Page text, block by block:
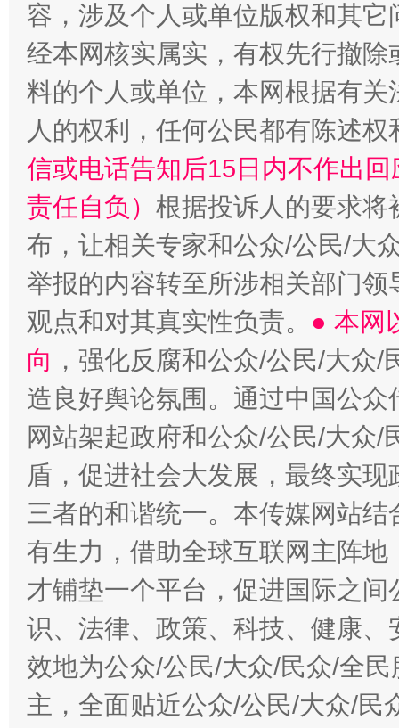
容，涉及个人或单位版权和其它
经本网核实属实，有权先行撤
料的个人或单位，本网根据有
人的权利，任何公民都有陈述
信或电话告知后15日内不作出
责任自负） 根据投诉人的要求将
布，让相关专家和公众/公民/大
举报的内容转至所涉相关部门
观点和对其真实性负责。 ● 本网
向 ，强化反腐和公众/公民/大众
造良好舆论氛围。通过中国公
网站架起政府和公众/公民/大众
盾，促进社会大发展，最终实
三者的和谐统一。本传媒网站
有生力，借助全球互联网主阵
才铺垫一个平台，促进国际之
识、法律、政策、科技、健康
效地为公众/公民/大众/民众/全
主，全面贴近公众/公民/大众/民